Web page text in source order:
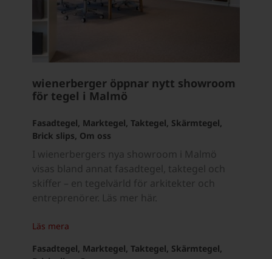
wienerberger öppnar nytt showroom
för tegel i Malmö
Fasadtegel, Marktegel, Taktegel, Skärmtegel,
Brick slips, Om oss
I wienerbergers nya showroom i Malmö
visas bland annat fasadtegel, taktegel och
skiffer – en tegelvärld för arkitekter och
entreprenörer. Läs mer här.
Läs mera
Fasadtegel, Marktegel, Taktegel, Skärmtegel,